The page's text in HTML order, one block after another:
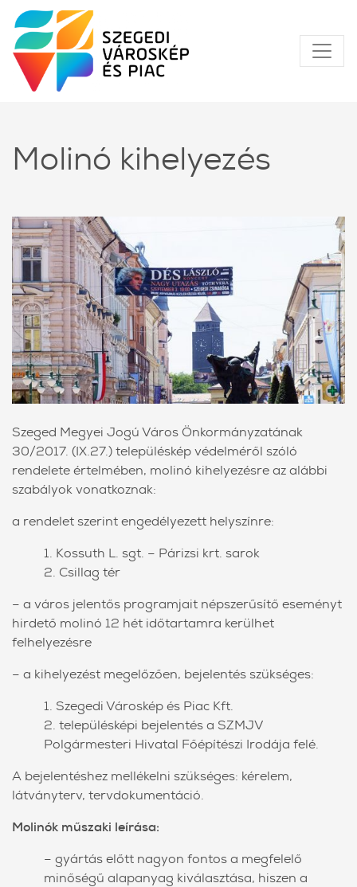
Molinó kihelyezés
Szeged Megyei Jogú Város Önkormányzatának
30/2017. (IX.27.) településkép védelméről szóló
rendelete értelmében, molinó kihelyezésre az alábbi
szabályok vonatkoznak:
a rendelet szerint engedélyezett helyszínre:
1. Kossuth L. sgt. – Párizsi krt. sarok
2. Csillag tér
– a város jelentős programjait népszerűsítő eseményt
hirdető molinó 12 hét időtartamra kerülhet
felhelyezésre
– a kihelyezést megelőzően, bejelentés szükséges:
1. Szegedi Városkép és Piac Kft.
2. településképi bejelentés a SZMJV
Polgármesteri Hivatal Főépítészi Irodája felé.
A bejelentéshez mellékelni szükséges: kérelem,
látványterv, tervdokumentáció.
Molinók műszaki leírása:
– gyártás előtt nagyon fontos a megfelelő
minőségű alapanyag kiválasztása, hiszen a